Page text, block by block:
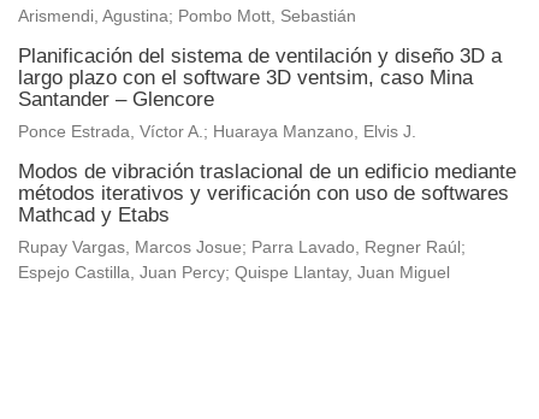
Arismendi, Agustina; Pombo Mott, Sebastián
Planificación del sistema de ventilación y diseño 3D a
largo plazo con el software 3D ventsim, caso Mina
Santander – Glencore
Ponce Estrada, Víctor A.; Huaraya Manzano, Elvis J.
Modos de vibración traslacional de un edificio mediante
métodos iterativos y verificación con uso de softwares
Mathcad y Etabs
Rupay Vargas, Marcos Josue; Parra Lavado, Regner Raúl;
Espejo Castilla, Juan Percy; Quispe Llantay, Juan Miguel